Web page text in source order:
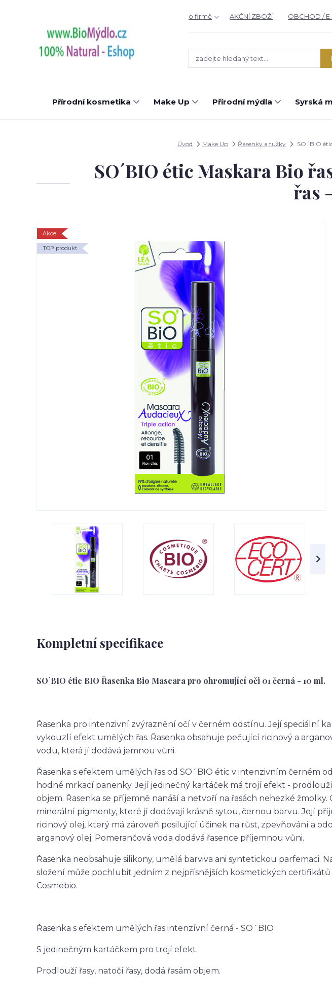
o firmě AKČNÍ ZBOŽÍ OBCHOD /
Přírodní kosmetika Make Up Přírodní mýdla Syrská
Úvod Make Up Řasenky a tužky SO´BIO
SO´BIO étic Maskara Bio
řas
Akce
TOP produkt
Kompletní specifikace
SO´BIO étic BIO Řasenka Bio Mascara pro ohromující oči 01 černá - 10 ml.
Řasenka pro intenzivní zvýraznění očí v černém odstínu. Její speciální
vykouzlí efekt umělých řas. Řasenka obsahuje pečující ricinový a
vodu, která jí dodává jemnou vůni.
Řasenka s efektem umělých řas od SO´BIO étic v intenzivním černém
hodné mrkací panenky. Její jedinečný kartáček má trojí efekt - prodlouží
objem. Řasenka se příjemně nanáší a netvoří na řasách nehezké
minerální pigmenty, které jí dodávají krásně sytou, černou barvu. Její
ricinový olej, který má zároveň posilující účinek na růst, zpevňování a
arganový olej. Pomerančová voda dodává řasence příjemnou vůni.
Řasenka neobsahuje silikony, umělá barviva ani syntetickou parfemaci.
složení může pochlubit jedním z nejpřísnějších kosmetických certifikátů
Cosmebio.
Řasenka s efektem umělých řas intenzívní černá - SO´BIO
S jedinečným kartáčkem pro trojí efekt.
Prodlouží řasy, natočí řasy, dodá řasám objem.